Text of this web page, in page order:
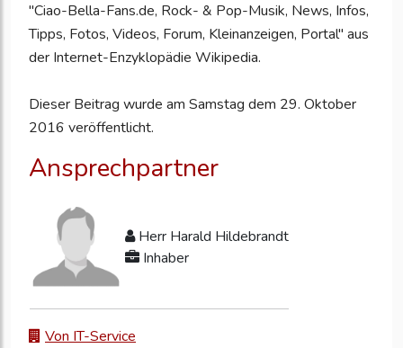
"Ciao-Bella-Fans.de, Rock- & Pop-Musik, News, Infos,
Tipps, Fotos, Videos, Forum, Kleinanzeigen, Portal" aus
der Internet-Enzyklopädie Wikipedia.
Dieser Beitrag wurde am Samstag dem 29. Oktober
2016 veröffentlicht.
Ansprechpartner
Herr Harald Hildebrandt
Inhaber
Von IT-Service